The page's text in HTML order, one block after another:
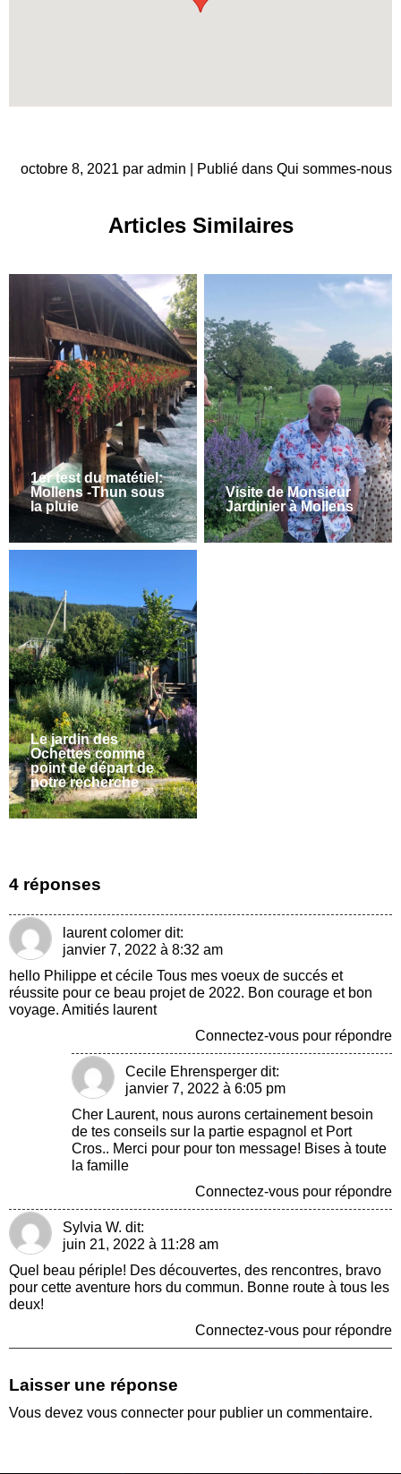
octobre 8, 2021 par admin | Publié dans Qui sommes-nous
Articles Similaires
1er test du matétiel:
Mollens -Thun sous
la pluie
Visite de Monsieur
Jardinier à Mollens
Le jardin des
Ochettes comme
point de départ de
notre recherche
4 réponses
laurent colomer dit:
janvier 7, 2022 à 8:32 am
hello Philippe et cécile Tous mes voeux de succés et
réussite pour ce beau projet de 2022. Bon courage et bon
voyage. Amitiés laurent
Connectez-vous pour répondre
Cecile Ehrensperger dit:
janvier 7, 2022 à 6:05 pm
Cher Laurent, nous aurons certainement besoin
de tes conseils sur la partie espagnol et Port
Cros.. Merci pour pour ton message! Bises à toute
la famille
Connectez-vous pour répondre
Sylvia W. dit:
juin 21, 2022 à 11:28 am
Quel beau périple! Des découvertes, des rencontres, bravo
pour cette aventure hors du commun. Bonne route à tous les
deux!
Connectez-vous pour répondre
Laisser une réponse
Vous devez vous connecter pour publier un commentaire.